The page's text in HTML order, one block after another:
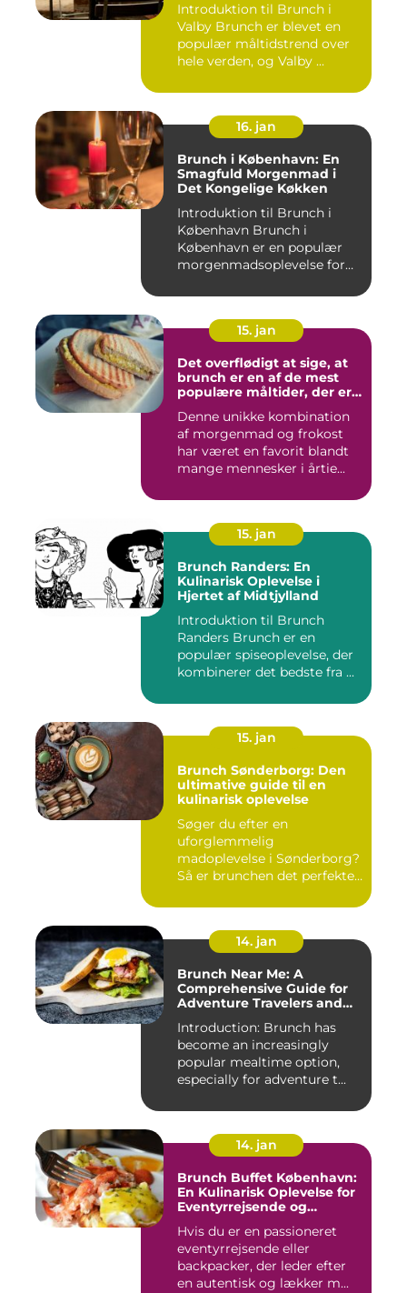
Introduktion til Brunch i
Valby Brunch er blevet en
populær måltidstrend over
hele verden, og Valby ...
16. jan
Brunch i København: En
Smagfuld Morgenmad i
Det Kongelige Køkken
Introduktion til Brunch i
København Brunch i
København er en populær
morgenmadsoplevelse for
15. jan
Det overflødigt at sige, at
brunch er en af de mest
populære måltider, der er
Denne unikke kombination
af morgenmad og frokost
har været en favorit blandt
mange mennesker i årtie...
15. jan
Brunch Randers: En
Kulinarisk Oplevelse i
Hjertet af Midtjylland
Introduktion til Brunch
Randers Brunch er en
populær spiseoplevelse, der
kombinerer det bedste fra ...
15. jan
Brunch Sønderborg: Den
ultimative guide til en
kulinarisk oplevelse
Søger du efter en
uforglemmelig
madoplevelse i Sønderborg?
Så er brunchen det perfekte
14. jan
Brunch Near Me: A
Comprehensive Guide for
Adventure Travelers and
Introduction: Brunch has
become an increasingly
popular mealtime option,
especially for adventure t...
14. jan
Brunch Buffet København:
En Kulinarisk Oplevelse for
Eventyrrejsende og
Hvis du er en passioneret
eventyrrejsende eller
backpacker, der leder efter
en autentisk og lækker m...